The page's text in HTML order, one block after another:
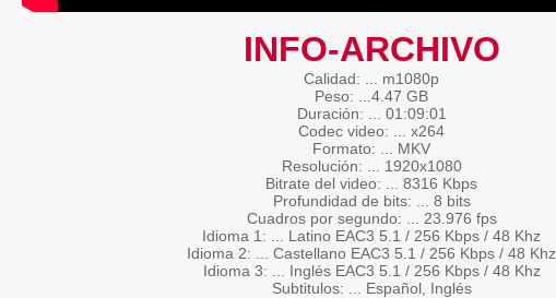
INFO-ARCHIVO
Calidad: ... m1080p
Peso: ...4.47 GB
Duración: ... 01:09:01
Codec video: ... x264
Formato: ... MKV
Resolución: ... 1920x1080
Bitrate del video: ... 8316 Kbps
Profundidad de bits: ... 8 bits
Cuadros por segundo: ... 23.976 fps
Idioma 1: ... Latino EAC3 5.1 / 256 Kbps / 48 Khz
Idioma 2: ... Castellano EAC3 5.1 / 256 Kbps / 48 Khz
Idioma 3: ... Inglés EAC3 5.1 / 256 Kbps / 48 Khz
Subtitulos: ... Español, Inglés